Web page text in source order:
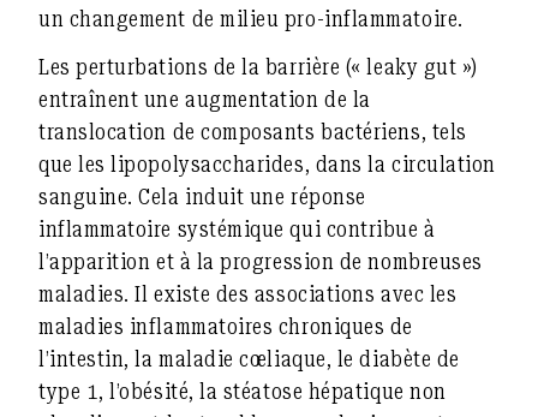
un changement de milieu pro-inflammatoire.
Les perturbations de la barrière (« leaky gut »)
entraînent une augmentation de la
translocation de composants bactériens, tels
que les lipopolysaccharides, dans la circulation
sanguine. Cela induit une réponse
inflammatoire systémique qui contribue à
l’apparition et à la progression de nombreuses
maladies. Il existe des associations avec les
maladies inflammatoires chroniques de
l’intestin, la maladie cœliaque, le diabète de
type 1, l’obésité, la stéatose hépatique non